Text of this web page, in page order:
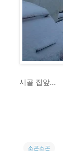
시골 집앞...
소곤소곤